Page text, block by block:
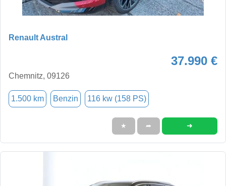
Renault Austral
37.990 €
Chemnitz, 09126
1.500 km Benzin 116 kw (158 PS)
★ ➦ ➜